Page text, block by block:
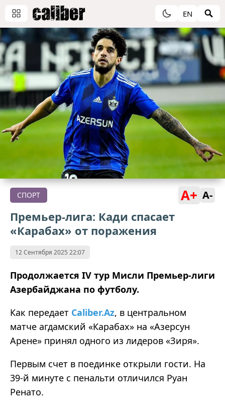
EN
СПОРТ A+ A-
Премьер-лига: Кади спасает
«Карабах» от поражения
12 Сентября 2025 22:07
Продолжается IV тур Мисли Премьер-лиги
Азербайджана по футболу.
Как передает Caliber.Az, в центральном
матче агдамский «Карабах» на «Азерсун
Арене» принял одного из лидеров «Зиря».
Первым счет в поединке открыли гости. На
39-й минуте с пенальти отличился Руан
Ренато.